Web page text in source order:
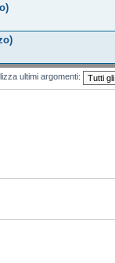
ultimi argomenti: